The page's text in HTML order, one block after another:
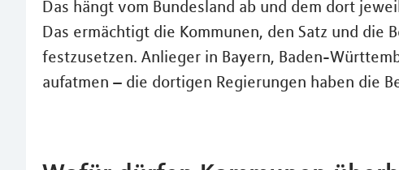
Das hängt vom Bundesland ab und dem dort
Das ermächtigt die Kommunen, den Satz und die
festzusetzen. Anlieger in Bayern, Baden-
aufatmen – die dortigen Regierungen haben die